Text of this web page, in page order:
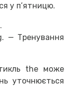
у п’ятницю.
— Тренування
the може
уточнюється